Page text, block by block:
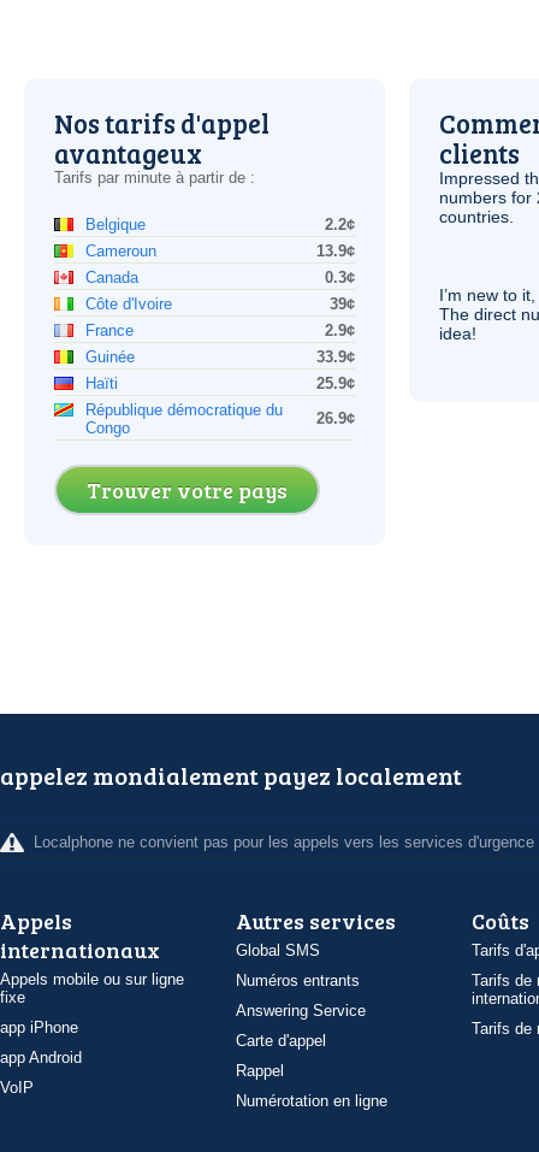
Nos tarifs d'appel
avantageux
Tarifs par minute à partir de :
Belgique
2.2¢
Cameroun
13.9¢
Canada
0.3¢
Côte d'Ivoire
39¢
France
2.9¢
Guinée
33.9¢
Haïti
25.9¢
République démocratique du
Congo
26.9¢
Trouver votre pays
clients
Impressed
numbers for
countries.
I’m new to
The direct
idea!
appelez mondialement payez localement
Localphone ne convient pas pour les appels vers les services d'urgence
Appels
internationaux
Appels mobile ou sur ligne
fixe
app iPhone
app Android
VoIP
Autres services
Global SMS
Numéros entrants
Answering Service
Carte d'appel
Rappel
Numérotation en ligne
Coûts
Tarifs
Tarifs de
Tarifs de